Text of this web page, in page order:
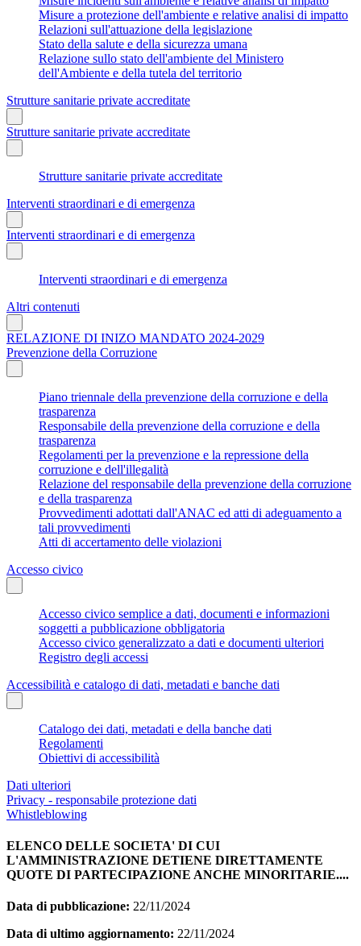
Misure a protezione dell'ambiente e relative analisi di impatto
Relazioni sull'attuazione della legislazione
Stato della salute e della sicurezza umana
Relazione sullo stato dell'ambiente del Ministero
dell'Ambiente e della tutela del territorio
Strutture sanitarie private accreditate
Strutture sanitarie private accreditate
Strutture sanitarie private accreditate
Interventi straordinari e di emergenza
Interventi straordinari e di emergenza
Interventi straordinari e di emergenza
Altri contenuti
RELAZIONE DI INIZO MANDATO 2024-2029
Prevenzione della Corruzione
Piano triennale della prevenzione della corruzione e della
trasparenza
Responsabile della prevenzione della corruzione e della
trasparenza
Regolamenti per la prevenzione e la repressione della
corruzione e dell'illegalità
Relazione del responsabile della prevenzione della corruzione
e della trasparenza
Provvedimenti adottati dall'ANAC ed atti di adeguamento a
tali provvedimenti
Atti di accertamento delle violazioni
Accesso civico
Accesso civico semplice a dati, documenti e informazioni
soggetti a pubblicazione obbligatoria
Accesso civico generalizzato a dati e documenti ulteriori
Registro degli accessi
Accessibilità e catalogo di dati, metadati e banche dati
Catalogo dei dati, metadati e della banche dati
Regolamenti
Obiettivi di accessibilità
Dati ulteriori
Privacy - responsabile protezione dati
Whistleblowing
ELENCO DELLE SOCIETA' DI CUI
L'AMMINISTRAZIONE DETIENE DIRETTAMENTE
QUOTE DI PARTECIPAZIONE ANCHE MINORITARIE....
Data di pubblicazione: 22/11/2024
Data di ultimo aggiornamento: 22/11/2024